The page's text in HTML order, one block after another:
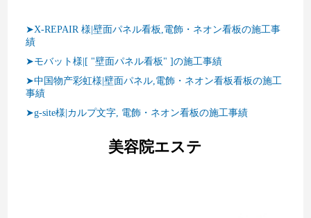
➤X-REPAIR 様|壁面パネル看板,電飾・ネオン看板の施工事
績
➤モバット様|[ "壁面パネル看板" ]の施工事績
➤中国物产彩虹様|壁面パネル,電飾・ネオン看板看板の施工
事績
➤g-site様|カルプ文字, 電飾・ネオン看板の施工事績
美容院エステ